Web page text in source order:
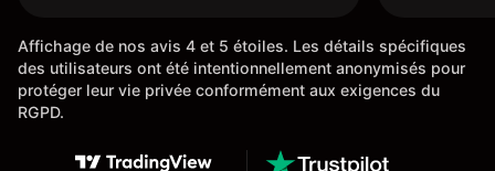
Affichage de nos avis 4 et 5 étoiles. Les détails spécifiques
des utilisateurs ont été intentionnellement anonymisés pour
protéger leur vie privée conformément aux exigences du
RGPD.